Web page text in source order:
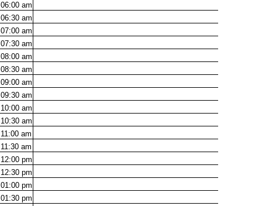
06:00 am
06:30 am
07:00 am
07:30 am
08:00 am
08:30 am
09:00 am
09:30 am
10:00 am
10:30 am
11:00 am
11:30 am
12:00 pm
12:30 pm
01:00 pm
01:30 pm